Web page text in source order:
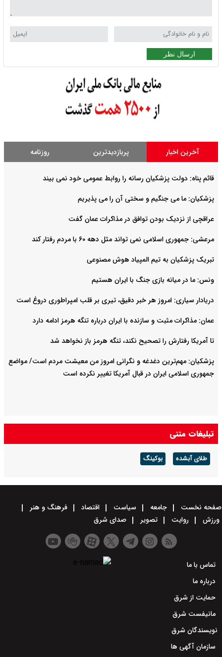
ارسال نظر
آخرین اخبار پربازدیدترین روزنامه
قائم پناه: دولت پزشکیان رسانه را روابط عمومی خود نمی بیند
پزشکیان: ما می جنگیم و سختی آن را می پذیریم
عراقچی از نزدیک بودن توافق در مذاکرات عمان گفت
مرعشی: جمهوری اسلامی نمی تواند مثل دهه ۶۰ با مردم رفتار کند
تبریک پزشکیان به تیم المپیاد هوش مصنوعی
ونس: ما در میانه بازی جنگ با ایران هستیم
دریادار سیاری: امروز هر خبر دقیق، تیری بر قلب امپراطوری دروغ است
عمان: مذاکرات مثبت و سازنده با ایران درباره تنگه هرمز ادامه دارد
تا آمریکا رفتارش را تصحیح نکند، تنگه هرمز باز نخواهد شد
پزشکیان: مهم‌ترین دغدغه و نگرانی امروز من معیشت مردم است/ مواضع
جمهوری اسلامی ایران در قبال آمریکا تغییر نکرده است
تبلیغات متنی
طلای آبشده بوکینگ
صفحه نخست جامعه سیاست اقتصاد
فرهنگ و هنر
ورزش
روایت تصویر صدای شرق
تماس با ما
درباره ما
حمایت از شرق
مانیفست شرق
نویسندگان شرق
سازمان آگهی ها